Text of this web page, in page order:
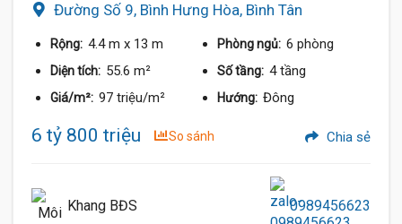
Đường Số 9, Bình Hưng Hòa, Bình Tân
Rộng: 4.4 m x 13 m Phòng ngủ: 6 phòng
Diện tích: 55.6 m² Số tầng: 4 tầng
Giá/m²: 97 triệu/m² Hướng: Đông
6 tỷ 800 triệu So sánh Chia sẻ
Khang BĐS 0989456623